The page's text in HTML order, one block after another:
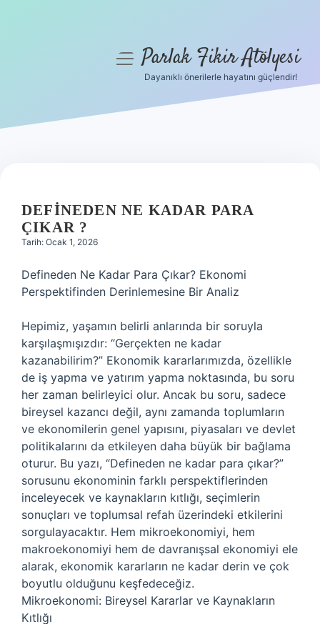
Hakkımızda
menüyüParlak Fikir Atölyesi
Dayanıklı önerilerle hayatını güçlendir!
DEFINEDEN NE KADAR PARA
ÇIKAR ?
Tarih: Ocak 1, 2026
Defineden Ne Kadar Para Çıkar? Ekonomi
Perspektifinden Derinlemesine Bir Analiz
Hepimiz, yaşamın belirli anlarında bir soruyla
karşılaşmışızdır: “Gerçekten ne kadar
kazanabilirim?” Ekonomik kararlarımızda, özellikle
de iş yapma ve yatırım yapma noktasında, bu soru
her zaman belirleyici olur. Ancak bu soru, sadece
bireysel kazancı değil, aynı zamanda toplumların
ve ekonomilerin genel yapısını, piyasaları ve devlet
politikalarını da etkileyen daha büyük bir bağlama
oturur. Bu yazı, “Defineden ne kadar para çıkar?”
sorusunu ekonominin farklı perspektiflerinden
inceleyecek ve kaynakların kıtlığı, seçimlerin
sonuçları ve toplumsal refah üzerindeki etkilerini
sorgulayacaktır. Hem mikroekonomiyi, hem
makroekonomiyi hem de davranışsal ekonomiyi ele
alarak, ekonomik kararların ne kadar derin ve çok
boyutlu olduğunu keşfedeceğiz.
Mikroekonomi: Bireysel Kararlar ve Kaynakların
Kıtlığı